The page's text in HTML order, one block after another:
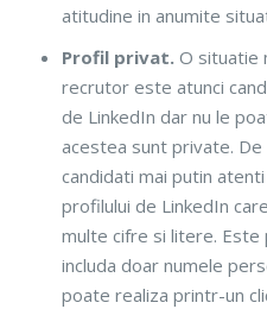
atitudine in anumite
Profil privat.O situatie
recrutor este atunci
de LinkedIn dar nu le
acestea sunt private.
candidati mai putin
profilului de LinkedIn
multe cifre si litere. Este
includa doar numele
poate realiza printr-un